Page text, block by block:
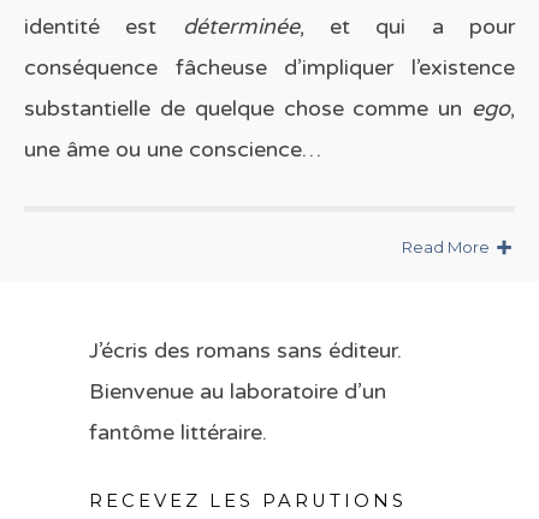
identité est déterminée, et qui a pour
conséquence fâcheuse d’impliquer l’existence
substantielle de quelque chose comme un ego,
une âme ou une conscience…
Read More
J’écris des romans sans éditeur.
Bienvenue au laboratoire d’un
fantôme littéraire.
RECEVEZ LES PARUTIONS